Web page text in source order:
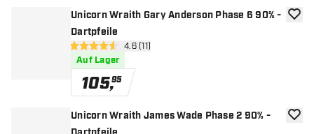
Unicorn Wraith Gary Anderson Phase 6 90% -
Dartpfeile
Bewertungsbereich öffnen
4.6 Bewertungssterne
4.6 (11)
Auf Lager
105,95
Zur
Unicorn Wraith James Wade Phase 2 90% -
Zur